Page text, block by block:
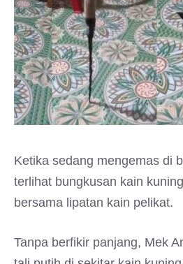
Ketika sedang mengemas di
terlihat bungkusan kain
bersama lipatan kain pelikat.
Tanpa berfikir panjang, Mek